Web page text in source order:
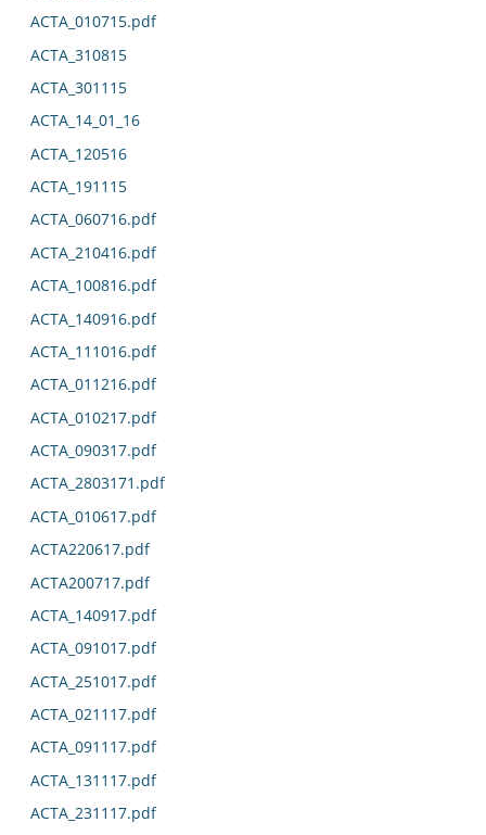
ACTA_010715.pdf
ACTA_310815
ACTA_301115
ACTA_14_01_16
ACTA_120516
ACTA_191115
ACTA_060716.pdf
ACTA_210416.pdf
ACTA_100816.pdf
ACTA_140916.pdf
ACTA_111016.pdf
ACTA_011216.pdf
ACTA_010217.pdf
ACTA_090317.pdf
ACTA_2803171.pdf
ACTA_010617.pdf
ACTA220617.pdf
ACTA200717.pdf
ACTA_140917.pdf
ACTA_091017.pdf
ACTA_251017.pdf
ACTA_021117.pdf
ACTA_091117.pdf
ACTA_131117.pdf
ACTA_231117.pdf